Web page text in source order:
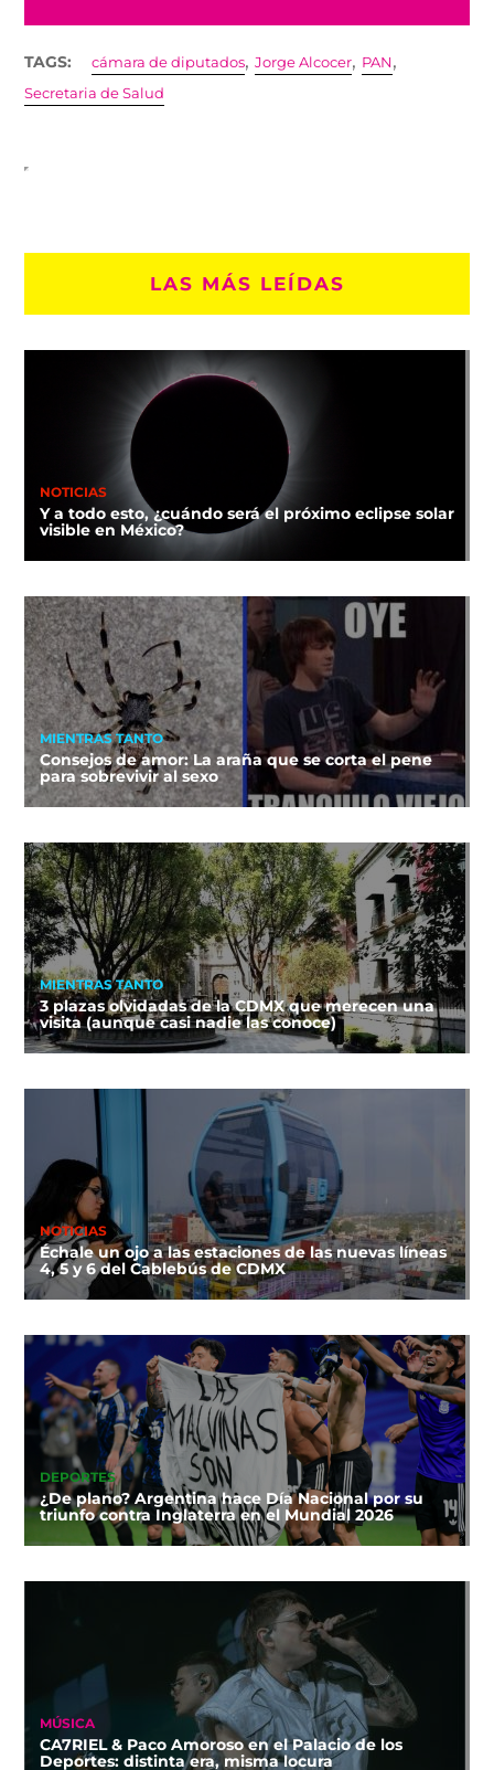
TAGS: cámara de diputados,Jorge Alcocer, PAN ,
Secretaria de Salud
LAS MÁS LEÍDAS
NOTICIAS
Y a todo esto, ¿cuándo será el próximo eclipse solar
visible en México?
MIENTRAS TANTO
Consejos de amor: La araña que se corta el pene
para sobrevivir al sexo
MIENTRAS TANTO
3 plazas olvidadas de la CDMX que merecen una
visita (aunque casi nadie las conoce)
NOTICIAS
Échale un ojo a las estaciones de las nuevas líneas
4, 5 y 6 del Cablebús de CDMX
DEPORTES
¿De plano? Argentina hace Día Nacional por su
triunfo contra Inglaterra en el Mundial 2026
MÚSICA
CA7RIEL & Paco Amoroso en el Palacio de los
Deportes: distinta era, misma locura